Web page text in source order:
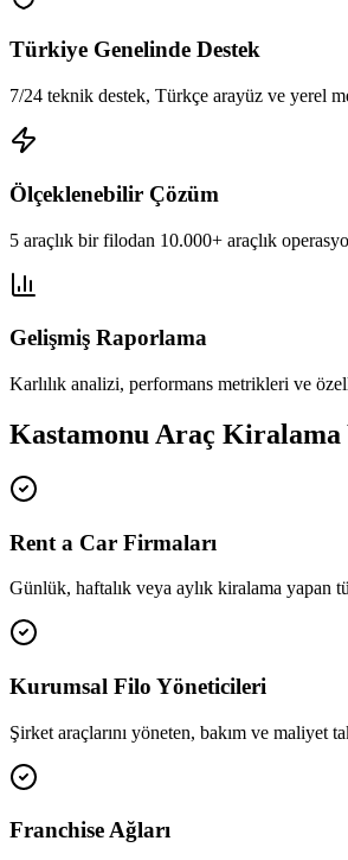
Türkiye Genelinde Destek
7/24 teknik destek, Türkçe arayüz ve yerel
Ölçeklenebilir Çözüm
5 araçlık bir filodan 10.000+ araçlık
Gelişmiş Raporlama
Karlılık analizi, performans metrikleri ve
Kastamonu Araç Kiralama
Rent a Car Firmaları
Günlük, haftalık veya aylık kiralama yapan
Kurumsal Filo Yöneticileri
Şirket araçlarını yöneten, bakım ve maliyet
Franchise Ağları